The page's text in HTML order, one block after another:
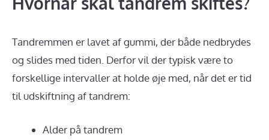
Tandremmen er lavet af gummi, der både nedbrydes
og slides med tiden. Derfor vil der typisk være to
forskellige intervaller at holde øje med, når det er tid
til udskiftning af tandrem:
Alder på tandrem